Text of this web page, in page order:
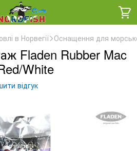
в Норвегії Оснащення для
Fladen Rubber Mac
White
відгук